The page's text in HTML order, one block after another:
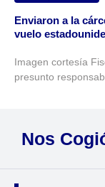
Enviaron a la
vuelo
Imagen cortesía
presunto
Nos